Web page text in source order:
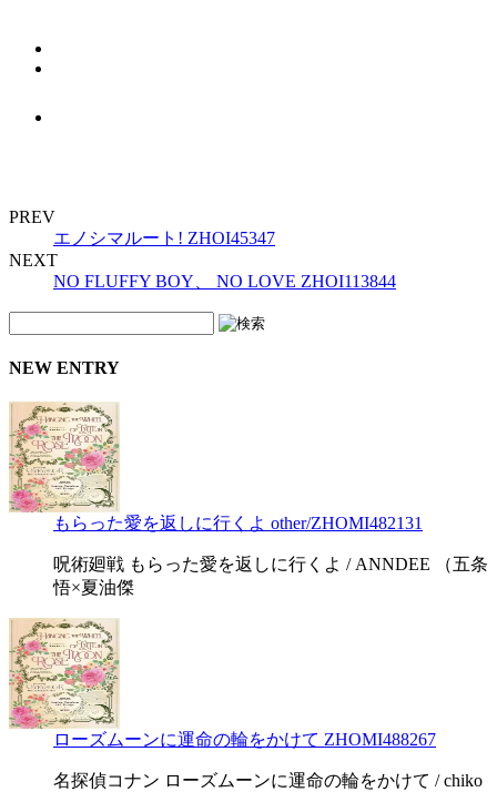
PREV
エノシマルート! ZHOI45347
NEXT
NO FLUFFY BOY、 NO LOVE ZHOI113844
NEW ENTRY
もらった愛を返しに行くよ other/ZHOMI482131
呪術廻戦 もらった愛を返しに行くよ / ANNDEE （五条
悟×夏油傑
ローズムーンに運命の輪をかけて ZHOMI488267
名探偵コナン ローズムーンに運命の輪をかけて / chiko